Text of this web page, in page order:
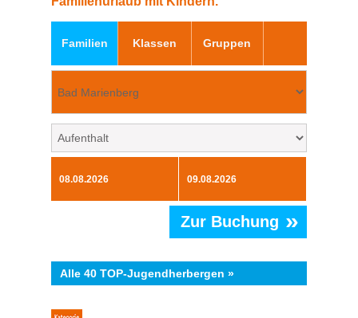
Familien Klassen Gruppen
Zur Buchung »
Alle 40 TOP-Jugendherbergen »